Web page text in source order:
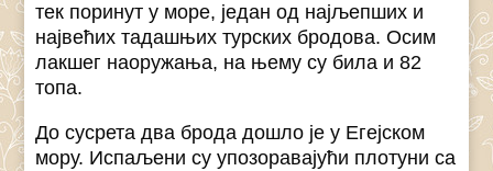
тек поринут у море, један од најљепших и
највећих тадашњих турских бродова. Осим
лакшег наоружања, на њему су била и 82
топа.
До сусрета два брода дошло је у Егејском
мору. Испаљени су упозоравајући плотуни са